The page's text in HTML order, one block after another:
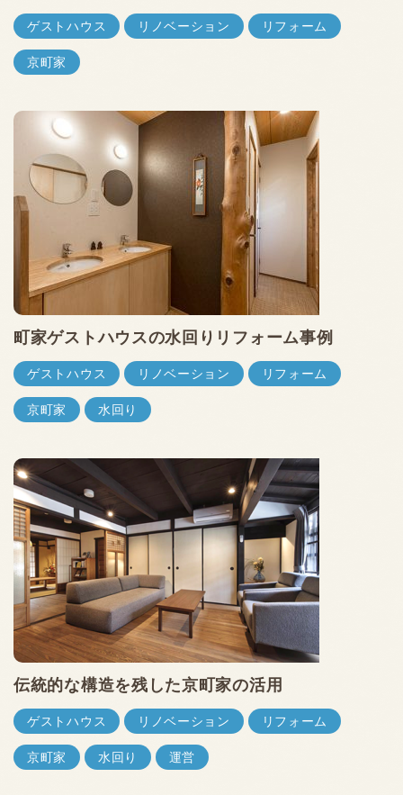
ゲストハウス リノベーション リフォーム
京町家
町家ゲストハウスの水回りリフォーム事例
ゲストハウス リノベーション リフォーム
京町家 水回り
伝統的な構造を残した京町家の活用
ゲストハウス リノベーション リフォーム
京町家 水回り 運営